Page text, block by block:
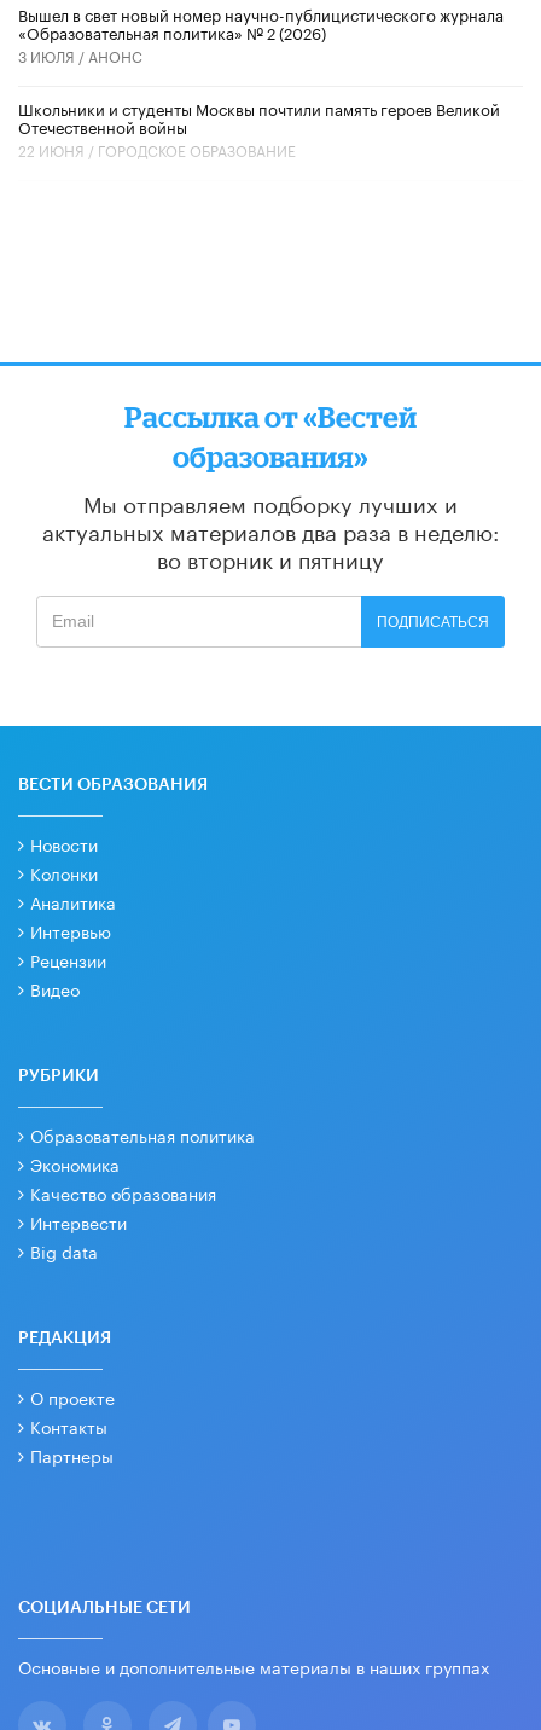
Вышел в свет новый номер научно-публицистического журнала
«Образовательная политика» № 2 (2026)
3 ИЮЛЯ / АНОНС
Школьники и студенты Москвы почтили память героев Великой
Отечественной войны
22 ИЮНЯ / ГОРОДСКОЕ ОБРАЗОВАНИЕ
Рассылка от «Вестей
образования»
Мы отправляем подборку лучших и
актуальных материалов два раза в неделю:
во вторник и пятницу
ПОДПИСАТЬСЯ
ВЕСТИ ОБРАЗОВАНИЯ
Новости
Колонки
Аналитика
Интервью
Рецензии
Видео
РУБРИКИ
Образовательная политика
Экономика
Качество образования
Интервести
Big data
РЕДАКЦИЯ
О проекте
Контакты
Партнеры
СОЦИАЛЬНЫЕ СЕТИ
Основные и дополнительные материалы в наших группах